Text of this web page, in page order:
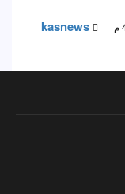
kasnews